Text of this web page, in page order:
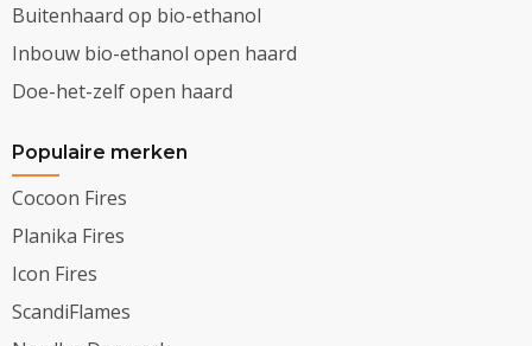
Buitenhaard op bio-ethanol
Inbouw bio-ethanol open haard
Doe-het-zelf open haard
Populaire merken
Cocoon Fires
Planika Fires
Icon Fires
ScandiFlames